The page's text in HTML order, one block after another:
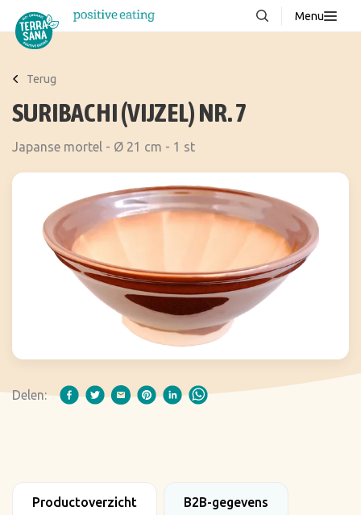
Menu
Over ons
Stories
FAQ
Contact
Downloads
Recepten
Terug
SURIBACHI (VIJZEL) NR. 7
Japanse mortel - Ø 21 cm - 1 st
Delen:
Productoverzicht B2B-gegevens